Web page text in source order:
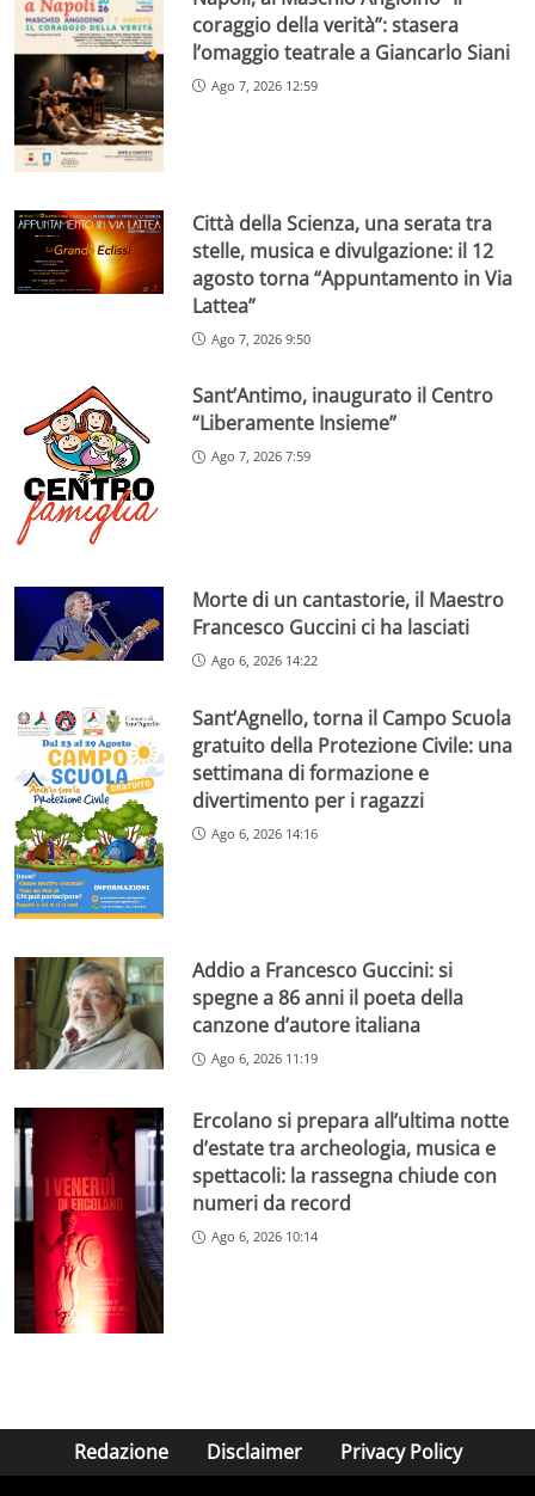
coraggio della verità”: stasera
l’omaggio teatrale a Giancarlo Siani
Ago 7, 2026 12:59
Città della Scienza, una serata tra
stelle, musica e divulgazione: il 12
agosto torna “Appuntamento in Via
Lattea”
Ago 7, 2026 9:50
Sant’Antimo, inaugurato il Centro
“Liberamente Insieme”
Ago 7, 2026 7:59
Morte di un cantastorie, il Maestro
Francesco Guccini ci ha lasciati
Ago 6, 2026 14:22
Sant’Agnello, torna il Campo Scuola
gratuito della Protezione Civile: una
settimana di formazione e
divertimento per i ragazzi
Ago 6, 2026 14:16
Addio a Francesco Guccini: si
spegne a 86 anni il poeta della
canzone d’autore italiana
Ago 6, 2026 11:19
Ercolano si prepara all’ultima notte
d’estate tra archeologia, musica e
spettacoli: la rassegna chiude con
numeri da record
Ago 6, 2026 10:14
Redazione Disclaimer Privacy Policy